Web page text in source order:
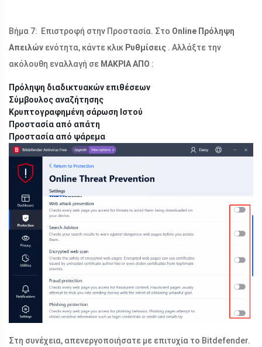
Βήμα 7: Επιστροφή στην Προστασία. Στο Online Πρόληψη
Απειλών ενότητα, κάντε κλικ Ρυθμίσεις . Αλλάξτε την
ακόλουθη εναλλαγή σε ΜΑΚΡΙΑ ΑΠΟ :
Πρόληψη διαδικτυακών επιθέσεων
Σύμβουλος αναζήτησης
Κρυπτογραφημένη σάρωση Ιστού
Προστασία από απάτη
Προστασία από ψάρεμα
Στη συνέχεια, απενεργοποιήσατε με επιτυχία το Bitdefender.